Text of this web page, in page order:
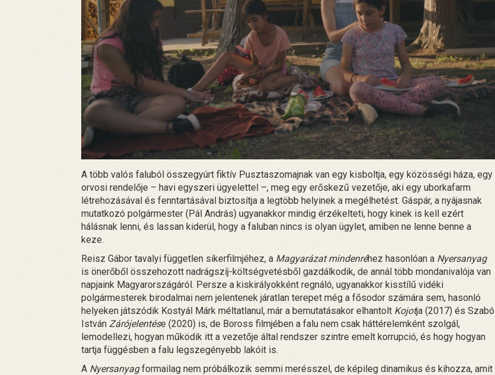
A több valós faluból összegyúrt fiktív Pusztaszomajnak van egy kisboltja, egy közösségi háza, egy
orvosi rendelője – havi egyszeri ügyelettel –, meg egy erőskezű vezetője, aki egy uborkafarm
létrehozásával és fenntartásával biztosítja a legtöbb helyinek a megélhetést. Gáspár, a nyájasnak
mutatkozó polgármester (Pál András) ugyanakkor mindig érzékelteti, hogy kinek is kell ezért
hálásnak lenni, és lassan kiderül, hogy a faluban nincs is olyan ügylet, amiben ne lenne benne a
keze.
Reisz Gábor tavalyi független sikerfilmjéhez, a Magyarázat mindenréhez hasonlóan a Nyersanyag
is önerőből összehozott nadrágszíj-költségvetésből gazdálkodik, de annál több mondanivalója van
napjaink Magyarországáról. Persze a kiskirályokként regnáló, ugyanakkor kisstílű vidéki
polgármesterek birodalmai nem jelentenek járatlan terepet még a fősodor számára sem, hasonló
helyeken játszódik Kostyál Márk méltatlanul, már a bemutatásakor elhantolt Kojotja (2017) és Szabó
István Zárójelentése (2020) is, de Boross filmjében a falu nem csak háttérelemként szolgál,
lemodellezi, hogyan működik itt a vezetője által rendszer szintre emelt korrupció, és hogy hogyan
tartja függésben a falu legszegényebb lakóit is.
A Nyersanyagformailag nem próbálkozik semmi merésszel, de képileg dinamikus és kihozza, amit